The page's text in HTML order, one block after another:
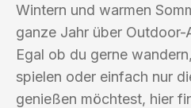
Wintern und warmen
ganze Jahr über
Egal ob du gerne
spielen oder einfach nur
genießen möchtest, hier